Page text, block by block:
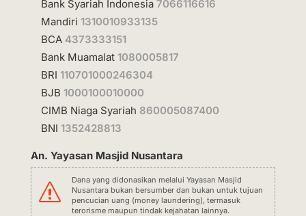
Bank Syariah Indonesia 7066116616
Mandiri 1310010933135
BCA 4373333151
Bank Muamalat 1080005817
BRI 110701000246304
BJB 1000100010000
CIMB Niaga Syariah 860005087400
BNI 1352428813
An. Yayasan Masjid Nusantara
s
Dana yang didonasikan melalui Yayasan Masjid
Nusantara bukan bersumber dan bukan untuk tujuan
pencucian uang (money laundering), termasuk
terorisme maupun tindak kejahatan lainnya.